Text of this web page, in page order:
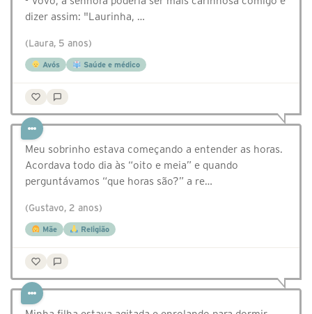
dizer assim: "Laurinha, …
(Laura, 5 anos)
Avós Saúde e médico
Meu sobrinho estava começando a entender as horas.
Acordava todo dia às “oito e meia” e quando
perguntávamos “que horas são?” a re…
(Gustavo, 2 anos)
Mãe Religião